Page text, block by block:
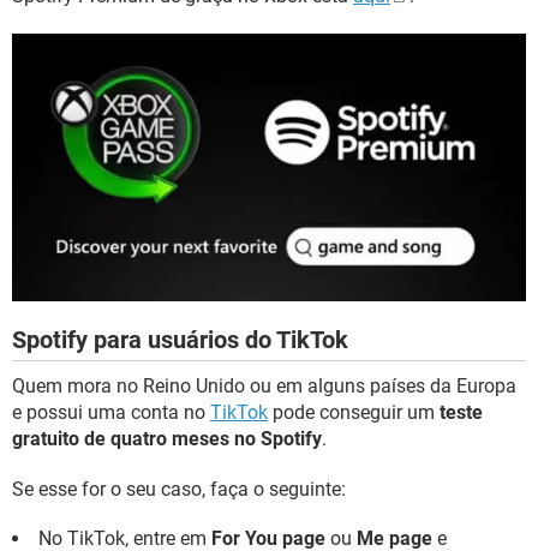
Spotify para usuários do TikTok
Quem mora no Reino Unido ou em alguns países da Europa
e possui uma conta no TikTok pode conseguir um teste
gratuito de quatro meses no Spotify.
Se esse for o seu caso, faça o seguinte:
No TikTok, entre em For You page ou Me page e